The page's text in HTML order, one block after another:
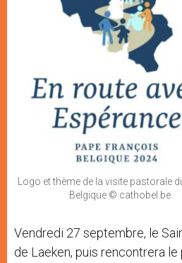
Logo et thème de la visite pastorale
Belgique © cathobel.be
Vendredi 27 septembre, le
de Laeken, puis rencontrera